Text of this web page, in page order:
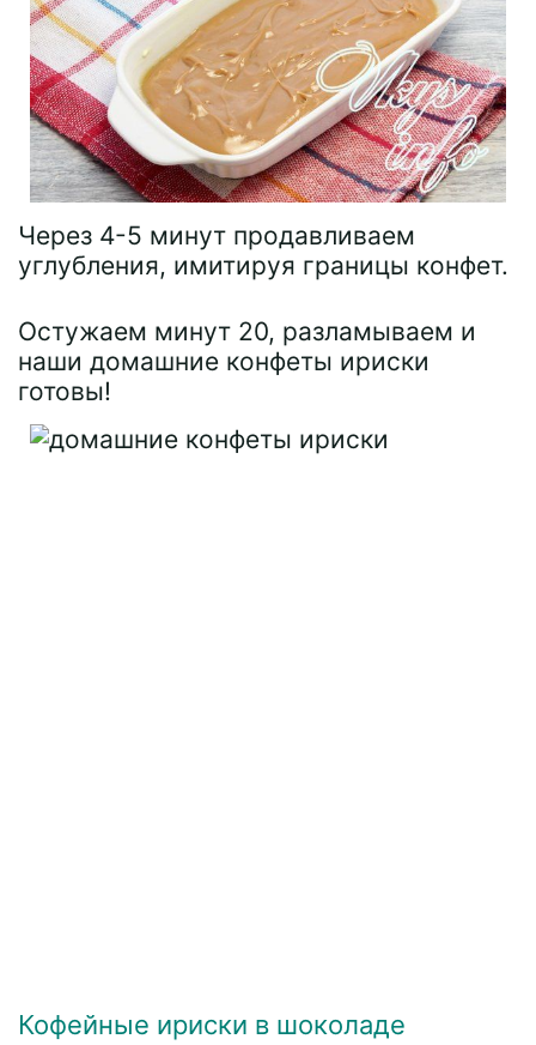
Через 4-5 минут продавливаем
углубления, имитируя границы конфет.
Остужаем минут 20, разламываем и
наши домашние конфеты ириски
готовы!
Кофейные ириски в шоколаде